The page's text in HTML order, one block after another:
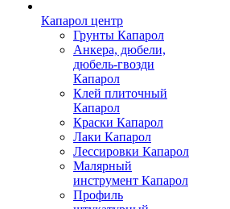
Капарол центр
Грунты Капарол
Анкера, дюбели,
дюбель-гвозди
Капарол
Клей плиточный
Капарол
Краски Капарол
Лаки Капарол
Лессировки Капарол
Малярный
инструмент Капарол
Профиль